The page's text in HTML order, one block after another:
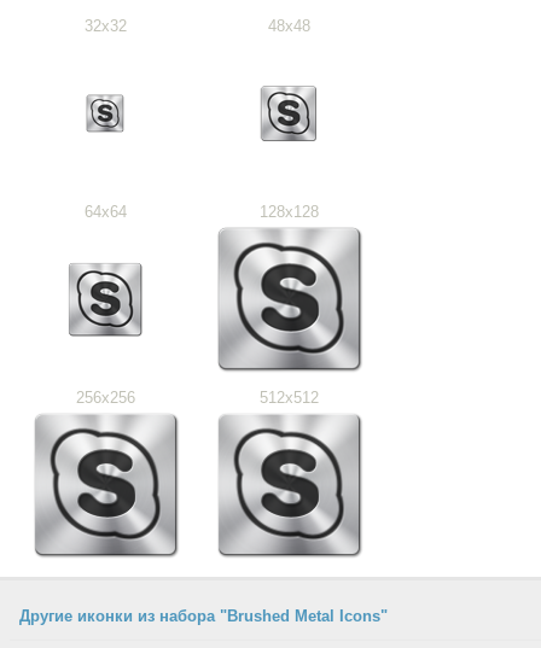
32x32 48x48
64x64 128x128
256x256 512x512
Другие иконки из набора "Brushed Metal Icons"